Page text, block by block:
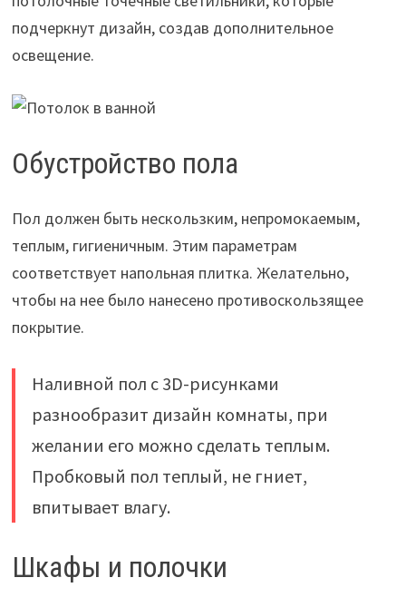
подчеркнут дизайн, создав дополнительное
освещение.
Обустройство пола
Пол должен быть нескользким, непромокаемым,
теплым, гигиеничным. Этим параметрам
соответствует напольная плитка. Желательно,
чтобы на нее было нанесено противоскользящее
покрытие.
Наливной пол с 3D-рисунками
разнообразит дизайн комнаты, при
желании его можно сделать теплым.
Пробковый пол теплый, не гниет,
впитывает влагу.
Шкафы и полочки